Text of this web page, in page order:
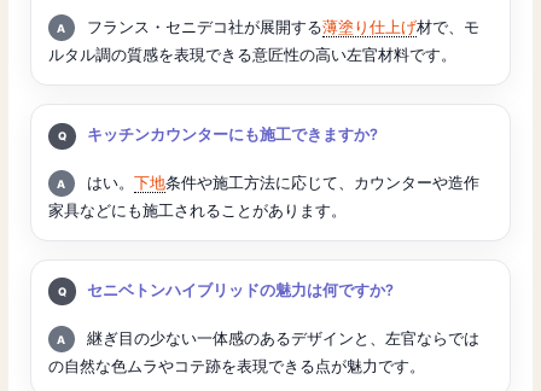
回答:
フランス・セニデコ社が展開する薄塗り仕上げ材で、モ
ルタル調の質感を表現できる意匠性の高い左官材料です。
質問:
キッチンカウンターにも施工できますか?
回答:
はい。下地条件や施工方法に応じて、カウンターや造作
家具などにも施工されることがあります。
質問:
セニベトンハイブリッドの魅力は何ですか?
回答:
継ぎ目の少ない一体感のあるデザインと、左官ならでは
の自然な色ムラやコテ跡を表現できる点が魅力です。